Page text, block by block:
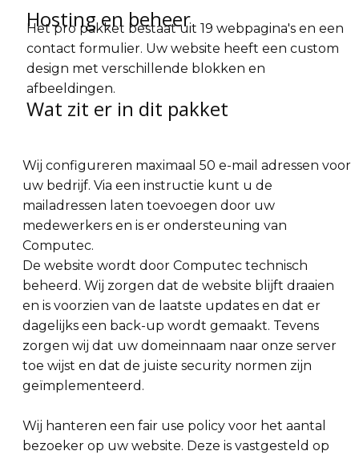
Wat zit er in dit pakket
Het pro pakket bestaat uit 19 webpagina's en een
contact formulier. Uw website heeft een custom
design met verschillende blokken en
afbeeldingen.
Hosting en beheer
Wij configureren maximaal 50 e-mail adressen voor
uw bedrijf. Via een instructie kunt u de
mailadressen laten toevoegen door uw
medewerkers en is er ondersteuning van
Computec.
De website wordt door Computec technisch
beheerd. Wij zorgen dat de website blijft draaien
en is voorzien van de laatste updates en dat er
dagelijks een back-up wordt gemaakt. Tevens
zorgen wij dat uw domeinnaam naar onze server
toe wijst en dat de juiste security normen zijn
geïmplementeerd.
Wij hanteren een fair use policy voor het aantal
bezoeker op uw website. Deze is vastgesteld op